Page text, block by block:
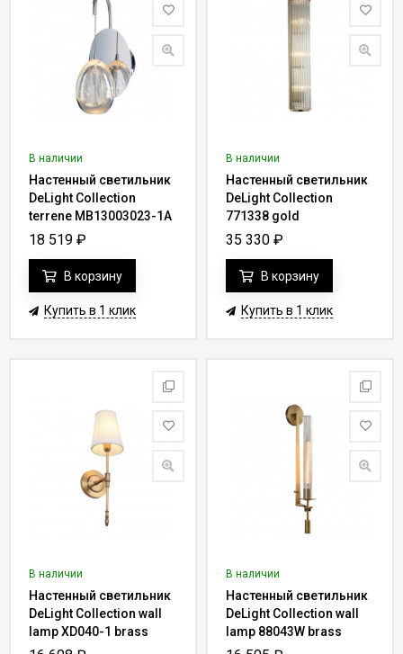
В наличии
Настенный светильник
DeLight Collection
terrene MB13003023-1A
chrome
18 519 ₽
В корзину
Купить в 1 клик
В наличии
Настенный светильник
DeLight Collection
771338 gold
35 330 ₽
В корзину
Купить в 1 клик
В наличии
Настенный светильник
DeLight Collection wall
lamp XD040-1 brass
В наличии
Настенный светильник
DeLight Collection wall
lamp 88043W brass